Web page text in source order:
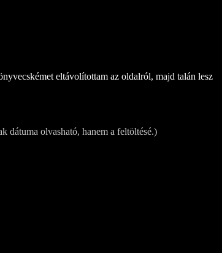
eltávolítottam az oldalról, majd talán lesz
dátuma olvasható, hanem a feltöltésé.)